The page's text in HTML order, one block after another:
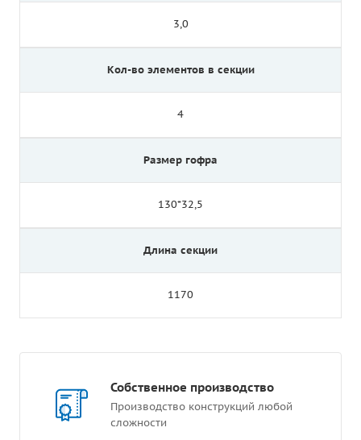
3,0
Кол-во элементов в секции
4
Размер гофра
130*32,5
Длина секции
1170
Собственное производство
Производство конструкций любой
сложности